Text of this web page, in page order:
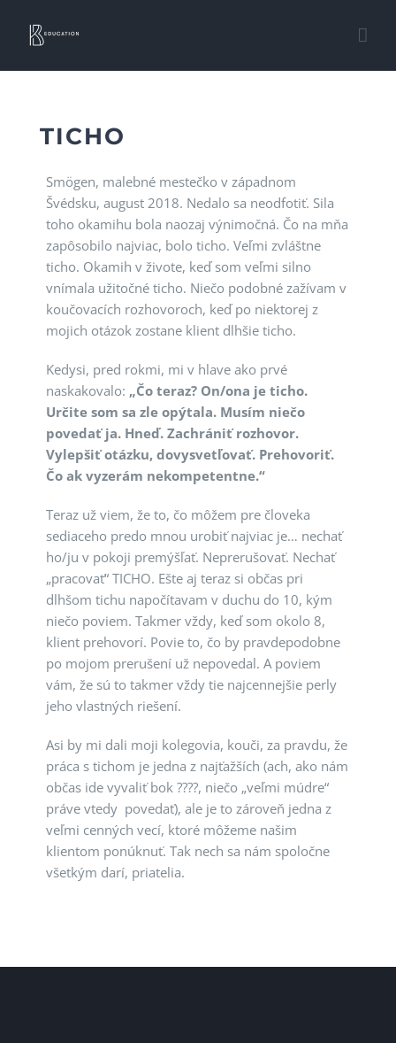
TICHO
Smögen, malebné mestečko v západnom
Švédsku, august 2018. Nedalo sa neodfotiť. Sila
toho okamihu bola naozaj výnimočná. Čo na mňa
zapôsobilo najviac, bolo ticho. Veľmi zvláštne
ticho. Okamih v živote, keď som veľmi silno
vnímala užitočné ticho. Niečo podobné zažívam v
koučovacích rozhovoroch, keď po niektorej z
mojich otázok zostane klient dlhšie ticho.
Kedysi, pred rokmi, mi v hlave ako prvé
naskakovalo: „Čo teraz? On/ona je ticho.
Určite som sa zle opýtala. Musím niečo
povedať ja. Hneď. Zachrániť rozhovor.
Vylepšiť otázku, dovysvetľovať. Prehovoriť.
Čo ak vyzerám nekompetentne.“
Teraz už viem, že to, čo môžem pre človeka
sediaceho predo mnou urobiť najviac je… nechať
ho/ju v pokoji premýšľať. Neprerušovať. Nechať
„pracovať“ TICHO. Ešte aj teraz si občas pri
dlhšom tichu napočítavam v duchu do 10, kým
niečo poviem. Takmer vždy, keď som okolo 8,
klient prehovorí. Povie to, čo by pravdepodobne
po mojom prerušení už nepovedal. A poviem
vám, že sú to takmer vždy tie najcennejšie perly
jeho vlastných riešení.
Asi by mi dali moji kolegovia, kouči, za pravdu, že
práca s tichom je jedna z najťažších (ach, ako nám
občas ide vyvaliť bok ????, niečo „veľmi múdre“
práve vtedy povedať), ale je to zároveň jedna z
veľmi cenných vecí, ktoré môžeme našim
klientom ponúknuť. Tak nech sa nám spoločne
všetkým darí, priatelia.